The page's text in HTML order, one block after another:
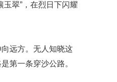
翠”，在烈日下闪耀
远方。无人知晓这
第一条穿沙公路。